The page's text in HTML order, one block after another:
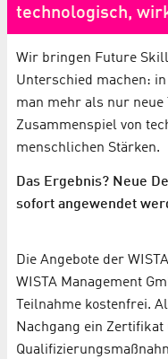
technologisch,
Wir bringen Future
Unterschied machen:
man mehr als nur neue
Zusammenspiel von
menschlichen Stärken.
Das Ergebnis? Neue
sofort angewendet
Die Angebote der
WISTA Management
Teilnahme kostenfrei.
Nachgang ein Zertifikat